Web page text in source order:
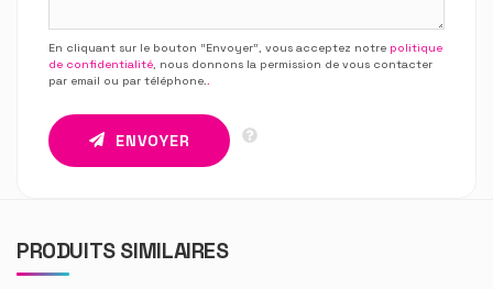
En cliquant sur le bouton “Envoyer”, vous acceptez notre politique
de confidentialité, nous donnons la permission de vous contacter
par email ou par téléphone..
ENVOYER
PRODUITS SIMILAIRES